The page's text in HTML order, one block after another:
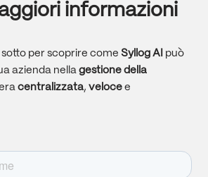
informazioni
per scoprire come Syllog AI può
azienda nella gestione della
centralizzata, veloce e